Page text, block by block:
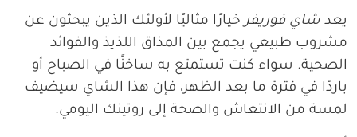
يعد شاي فوريفرخيارًا مثاليًا لأولئك الذين يبحثون عن
مشروب طبيعي يجمع بين المذاق اللذيذ والفوائد
الصحية. سواء كنت تستمتع به ساخنًا في الصباح أو
باردًا في فترة ما بعد الظهر، فإن هذا الشاي سيضيف
لمسة من الانتعاش والصحة إلى روتينك اليومي.